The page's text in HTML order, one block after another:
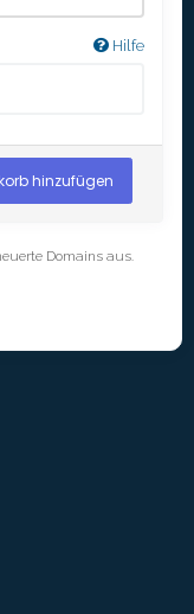
Hilfe
hinzufügen
Domains aus.